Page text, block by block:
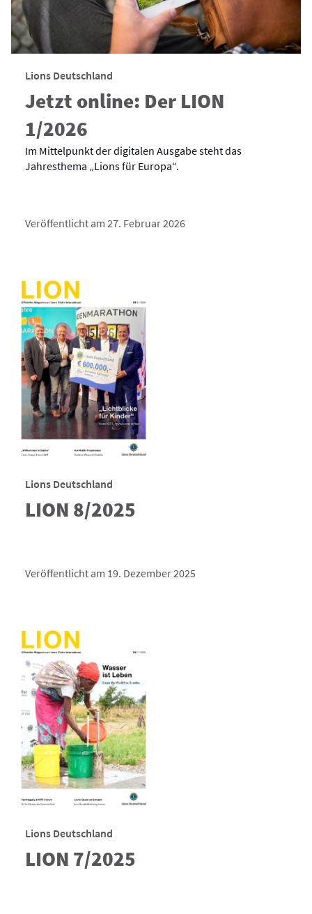
Lions Deutschland
Jetzt online: Der LION
1/2026
Im Mittelpunkt der digitalen Ausgabe steht das
Jahresthema „Lions für Europa“.
Veröffentlicht am 27. Februar 2026
Lions Deutschland
LION 8/2025
Veröffentlicht am 19. Dezember 2025
Lions Deutschland
LION 7/2025